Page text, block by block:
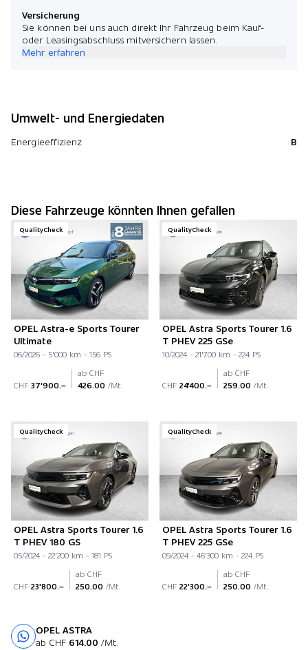
Versicherung
Sie können bei uns auch direkt Ihr Fahrzeug beim Kauf-
oder Leasingsabschluss mitversichern lassen.
Mehr erfahren
Umwelt- und Energiedaten
Energieeffizienz B
Diese Fahrzeuge könnten Ihnen gefallen
QualityCheck
OPEL Astra-e Sports Tourer
Ultimate
06/2026 - 5'000 km - 156 PS
CHF 37'900.–
ab CHF
426.00 /Mt.
QualityCheck
OPEL Astra Sports Tourer 1.6
T PHEV 225 GSe
10/2024 - 21'700 km - 224 PS
CHF 24'400.–
ab CHF
259.00 /Mt.
QualityCheck
OPEL Astra Sports Tourer 1.6
T PHEV 180 GS
05/2024 - 22'200 km - 181 PS
CHF 23'800.–
ab CHF
250.00 /Mt.
QualityCheck
OPEL Astra Sports Tourer 1.6
T PHEV 225 GSe
09/2024 - 46'300 km - 224 PS
CHF 22'300.–
ab CHF
250.00 /Mt.
OPEL ASTRA
ab CHF 614.00 /Mt.